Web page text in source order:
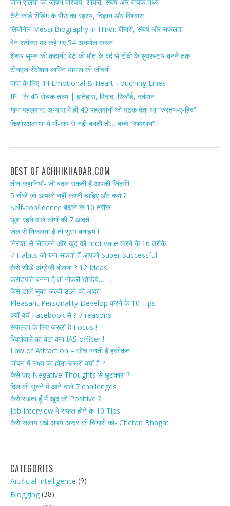
जौन एलिया का जीवन परिचय, शायरी, संघर्ष और रोचक तथ्य
टैरो कार्ड रीडिंग के पीछे का रहस्य, विज्ञान और विश्वास
लियोनेल Messi Biography in Hindi: बीमारी, संघर्ष और सफलता
बेन स्टोक्स पर कहे गए 54 अनमोल कथन
शेखर सुमन की कहानी: बेटे की मौत के दर्द से टीवी के सुपरस्टार बनने तक
टीनएज सेंसेशन लामिन यामाल की जीवनी
पापा के लिए 44 Emotional & Heart Touching Lines
IPL के 45 रोचक तथ्य | इतिहास, विवाद, रिकॉर्ड, वर्तमान
गामा पहलवान: अभ्यास में ही 40 पहलवानों को पटक देता था “रुस्तम-ए-हिंद”
किशोरअवस्था में माँ-बाप से नहीं बनती तो… बच्चे “सावधान” !
BEST OF ACHHIKHABAR.COM
तीन कहानियाँ- जो बदल सकती हैं आपकी जिंदगी!
5 चीजें जो आपको नहीं करनी चाहिए और क्यों ?
Self-confidence बढाने के 10 तरीके
खुश रहने वाले लोगों की 7 आदतें
जेल से निकलना है तो सुरंग बनाइये !
निराशा से निकलने और खुद को motivate करने के 16 तरीके
7 Habits जो बना सकती हैं आपको Super Successful
कैसे सीखें अंग्रेजी बोलना ? 12 Ideas
करोड़पति बनना है तो नौकरी छोडिये…….
कैसे डालें सुबह जल्दी उठने की आदत
Pleasant Personality Develop करने के 10 Tips
क्यों बचें Facebook से ? 7 reasons.
सफलता के लिए ज़रूरी है Focus !
रिक्शेवाले का बेटा बना IAS officer !
Law of Attraction – सोच बनती है हकीक़त
जीवन में लक्ष्य का होना ज़रूरी क्यों है ?
कैसे पाएं Negative Thoughts से छुटकारा ?
दिल की सुनने में आने वाले 7 challenges
कैसे रखता हूँ मैं खुद को Positive ?
Job Interview में सफल होने के 10 Tips
कैसे जलाये रखें अपने अन्दर की चिंगारी को- Chetan Bhagat
CATEGORIES
Artificial Intelligence (9)
Blogging (38)